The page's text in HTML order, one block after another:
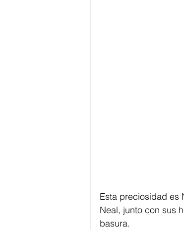
Esta preciosidad es
Neal, junto con sus
basura.